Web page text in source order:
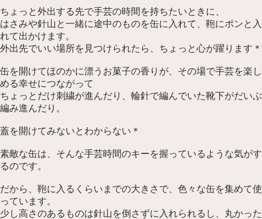
ちょっと外出する先で手芸の時間を持ちたいときに、
はさみや針山と一緒に途中のものを缶に入れて、鞄にポンと入
れて出かけます。
外出先でいい場所を見つけられたら、ちょっと心が躍ります＊
缶を開けてほのかに漂うお菓子の香りが、その場で手芸を楽し
める幸せにつながって
ちょっとだけ刺繍が進んだり、輪針で編んでいた靴下がだいぶ
編み進んだり。
蓋を開けてみないとわからない＊
素敵な缶は、そんな手芸時間のキーを握っているような気がす
るのです。
だから、鞄に入るくらいまでの大きさで、色々な缶を集めて使
っています。
少し高さのあるものは針山を倒さずに入れられるし、丸かった